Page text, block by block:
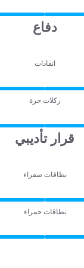
دفاع
انقاذات
ركلات حرة
قرار تأديبي
بطاقات صفراء
بطاقات حمراء